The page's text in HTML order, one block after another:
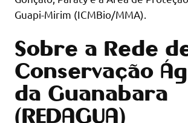
Guapi-Mirim (ICMBio/MMA).
Sobre a Rede
Conservação
da Guanabara
(REDAGUA)